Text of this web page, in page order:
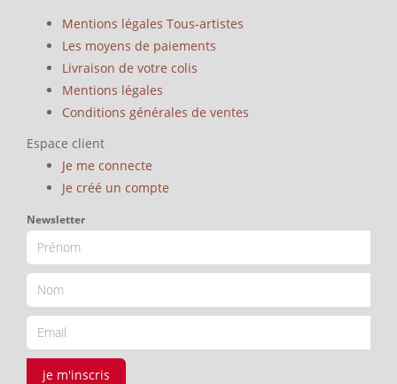
Mentions légales Tous-artistes
Les moyens de paiements
Livraison de votre colis
Mentions légales
Conditions générales de ventes
Espace client
Je me connecte
Je créé un compte
Newsletter
je m'inscris